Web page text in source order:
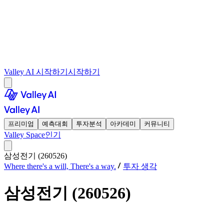
Valley AI 시작하기 시작하기
프리미엄 예측대회 투자분석 아카데미 커뮤니티
Valley Space인기
삼성전기 (260526)
Where there's a will, There's a way.
투자 생각
삼성전기 (260526)